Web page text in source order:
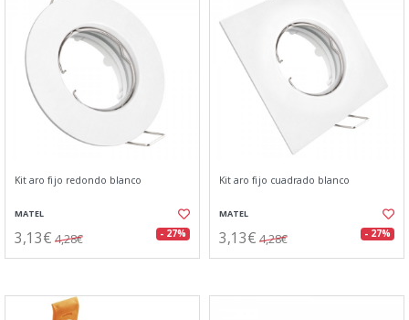
Kit aro fijo redondo blanco
MATEL
3,13€ 4,28€ - 27%
Kit aro fijo cuadrado blanco
MATEL
3,13€ 4,28€ - 27%